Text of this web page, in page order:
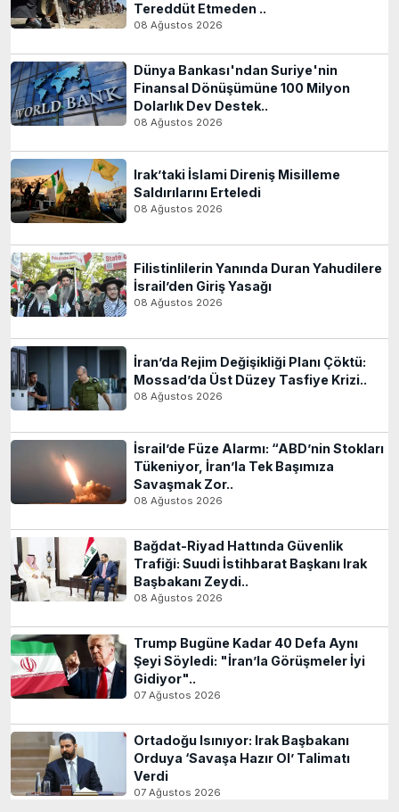
Tereddüt Etmeden ..
08 Ağustos 2026
Dünya Bankası'ndan Suriye'nin
Finansal Dönüşümüne 100 Milyon
Dolarlık Dev Destek..
08 Ağustos 2026
Irak’taki İslami Direniş Misilleme
Saldırılarını Erteledi
08 Ağustos 2026
Filistinlilerin Yanında Duran Yahudilere
İsrail’den Giriş Yasağı
08 Ağustos 2026
İran’da Rejim Değişikliği Planı Çöktü:
Mossad’da Üst Düzey Tasfiye Krizi..
08 Ağustos 2026
İsrail’de Füze Alarmı: “ABD’nin Stokları
Tükeniyor, İran’la Tek Başımıza
Savaşmak Zor..
08 Ağustos 2026
Bağdat-Riyad Hattında Güvenlik
Trafiği: Suudi İstihbarat Başkanı Irak
Başbakanı Zeydi..
08 Ağustos 2026
Trump Bugüne Kadar 40 Defa Aynı
Şeyi Söyledi: "İran’la Görüşmeler İyi
Gidiyor"..
07 Ağustos 2026
Ortadoğu Isınıyor: Irak Başbakanı
Orduya ‘Savaşa Hazır Ol’ Talimatı
Verdi
07 Ağustos 2026